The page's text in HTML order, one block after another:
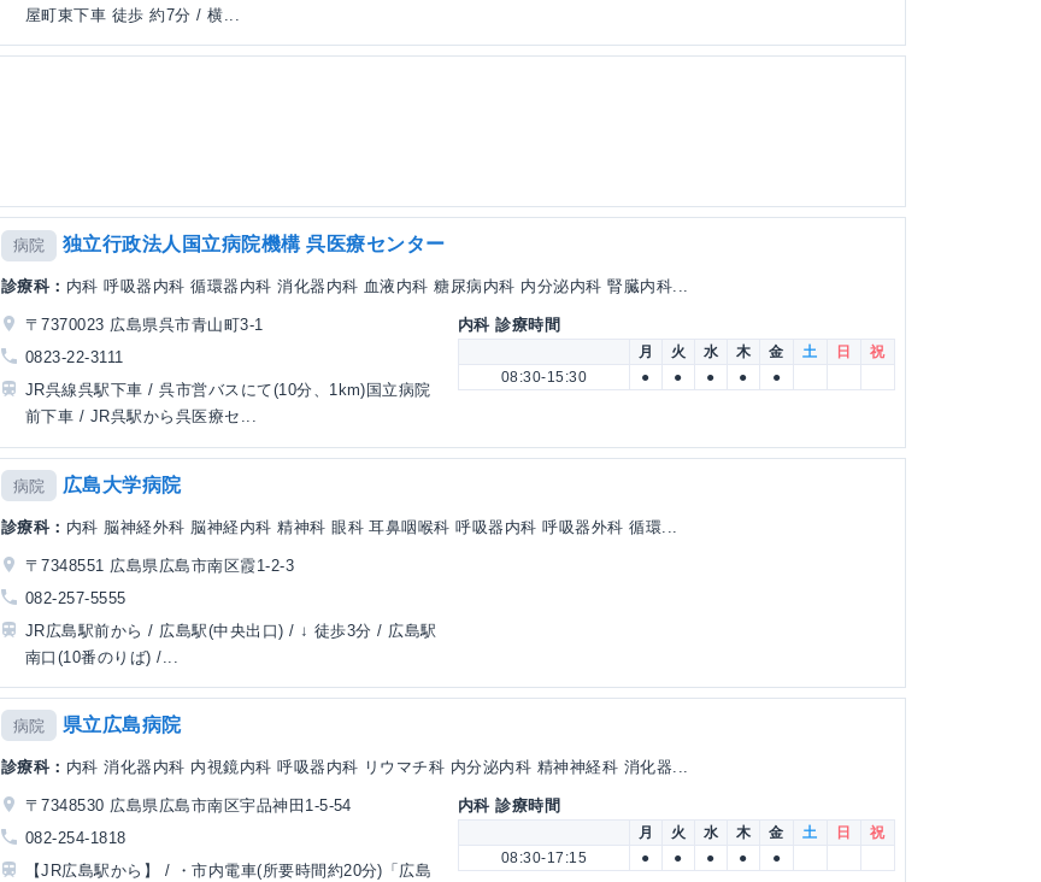
屋町東下車 徒歩 約7分 / 横...
病院 独立行政法人国立病院機構 呉医療センター
診療科： 内科 呼吸器内科 循環器内科 消化器内科 血液内科 糖尿病内科 内分泌内科 腎臓内科...
〒7370023 広島県呉市青山町3-1
0823-22-3111
JR呉線呉駅下車 / 呉市営バスにて(10分、1km)国立病院
前下車 / JR呉駅から呉医療セ...
内科 診療時間
月 火 水 木 金 土 日
祝
08:30-15:30
● ● ● ● ●
病院 広島大学病院
診療科： 内科 脳神経外科 脳神経内科 精神科 眼科 耳鼻咽喉科 呼吸器内科 呼吸器外科 循環...
〒7348551 広島県広島市南区霞1-2-3
082-257-5555
JR広島駅前から / 広島駅(中央出口) / ↓ 徒歩3分 / 広島駅
南口(10番のりば) /...
病院 県立広島病院
診療科： 内科 消化器内科 内視鏡内科 呼吸器内科 リウマチ科 内分泌内科 精神神経科 消化器...
〒7348530 広島県広島市南区宇品神田1-5-54
082-254-1818
【JR広島駅から】 / ・市内電車(所要時間約20分)「広島
内科 診療時間
月 火 水 木 金 土 日
祝
08:30-17:15
● ● ● ● ●